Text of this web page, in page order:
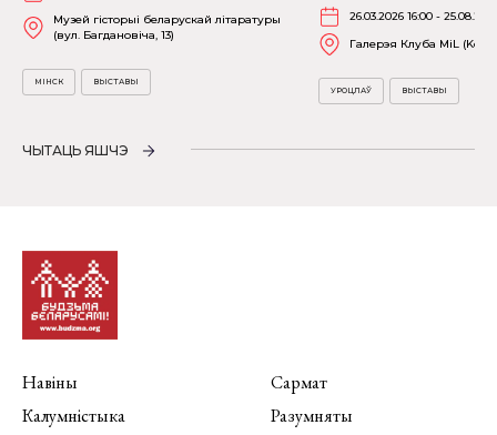
Музей гісторыі беларускай літаратуры
(вул. Багдановіча, 13)
МІНСК ВЫСТАВЫ
26.03.2026 16:00 -
Галерэя Клуба MiL
УРОЦЛАЎ ВЫСТАВЫ
ЧЫТАЦЬ ЯШЧЭ
Навіны
Калумністыка
Сармат
Разумняты